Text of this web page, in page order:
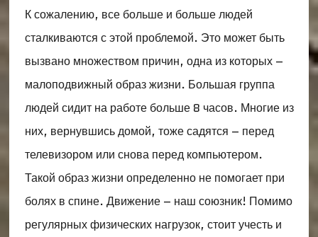
К сожалению, все больше и больше людей
сталкиваются с этой проблемой. Это может быть
вызвано множеством причин, одна из которых –
малоподвижный образ жизни. Большая группа
людей сидит на работе больше 8 часов. Многие из
них, вернувшись домой, тоже садятся – перед
телевизором или снова перед компьютером.
Такой образ жизни определенно не помогает при
болях в спине. Движение – наш союзник! Помимо
регулярных физических нагрузок, стоит учесть и